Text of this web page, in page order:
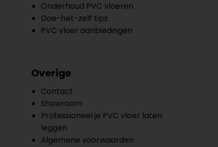
Onderhoud PVC vloeren
Doe-het-zelf tips
PVC vloer aanbiedingen
Overige
Contact
Showroom
Professioneel je PVC vloer laten
leggen
Algemene voorwaarden